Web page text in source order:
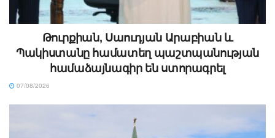
Թուրքիան, Սաուդյան Արաբիան և
Պակիստանը համատեղ պաշտպանության
համաձայնագիր են ստորագրել
07/08/2026